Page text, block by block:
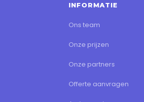
INFORMATIE
Ons team
Onze prijzen
Onze partners
Offerte aanvragen